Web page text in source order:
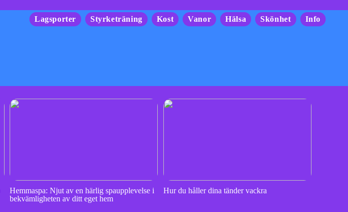
Lagsporter Styrketräning Kost Vanor Hälsa Skönhet Info
Hemmaspa: Njut av en härlig spaupplevelse i
bekvämligheten av ditt eget hem
Hur du håller dina tänder vackra